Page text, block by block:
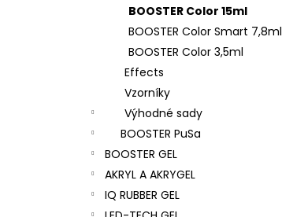
BOOSTER Color 15ml
BOOSTER Color Smart 7,8ml
BOOSTER Color 3,5ml
Effects
Vzorníky
Výhodné sady
BOOSTER PuSa
BOOSTER GEL
AKRYL A AKRYGEL
IQ RUBBER GEL